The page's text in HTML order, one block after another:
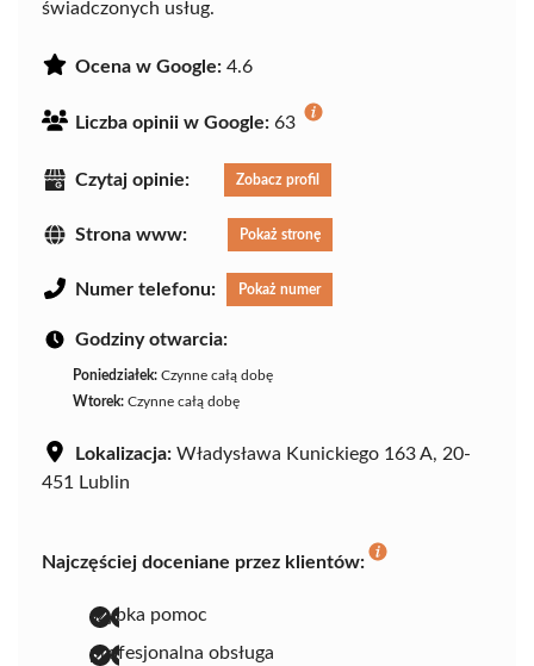
świadczonych usług.
Ocena w Google: 4.6
Liczba opinii w Google: 63
Czytaj opinie: Zobacz profil
Strona www: Pokaż stronę
Numer telefonu: Pokaż numer
Godziny otwarcia:
Poniedziałek: Czynne całą dobę
Wtorek: Czynne całą dobę
Lokalizacja: Władysława Kunickiego 163 A, 20-
451 Lublin
Najczęściej doceniane przez klientów:
szybka pomoc
profesjonalna obsługa